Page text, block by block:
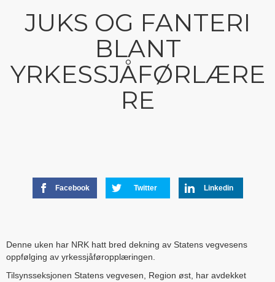
JUKS OG FANTERI
BLANT
YRKESSJÅFØRLÆRE
RE
Facebook Twitter Linkedin
Denne uken har NRK hatt bred dekning av Statens vegvesens
oppfølging av yrkessjåføropplæringen.
Tilsynsseksjonen Statens vegvesen, Region øst, har avdekket